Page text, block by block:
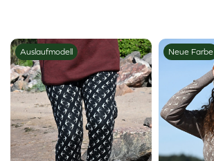
Auslaufmodell Neue Farbe